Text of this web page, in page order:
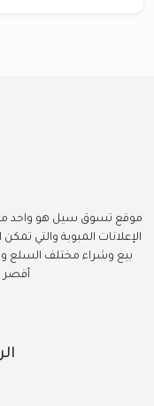
موقع تسوق سيل هو واحد من
الإعلانات المبوبة والتي
بيع وشراء مختلف السلع
أقصر